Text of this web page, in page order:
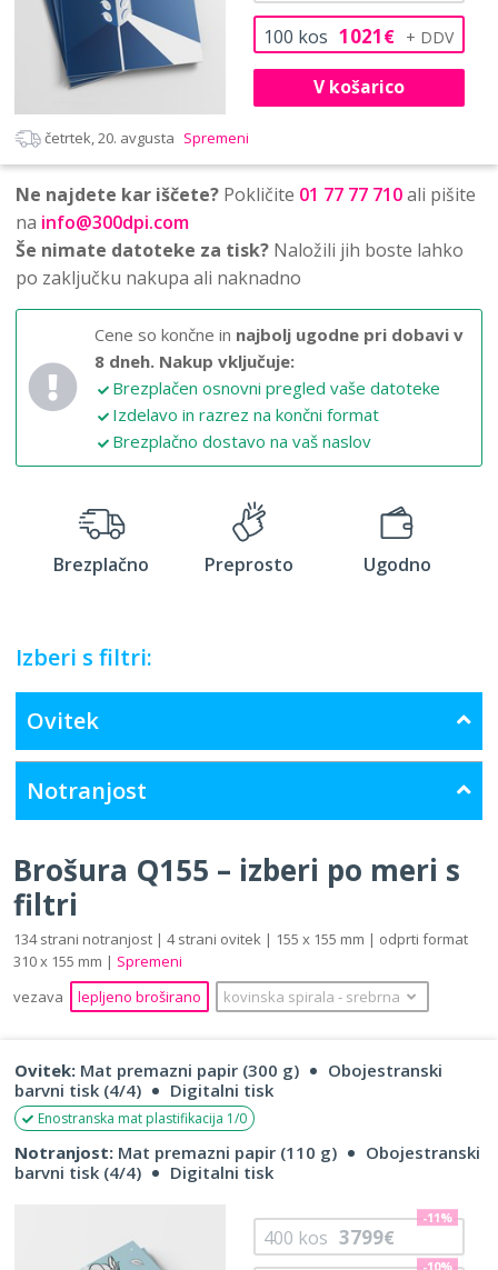
100 kos 1021€
V košarico
četrtek, 20. avgusta Spremeni
Ne najdete kar iščete? Pokličite 01 77 77 710ali pišite
na info@300dpi.com
Še nimate datoteke za tisk? Naložili jih boste lahko
po zaključku nakupa ali naknadno
Cene so končne in najbolj ugodne pri dobavi v
8 dneh. Nakup vključuje:
Brezplačen osnovni pregled vaše datoteke
Izdelavo in razrez na končni format
Brezplačno dostavo na vaš naslov
Brezplačno Preprosto Ugodno
Izberi s filtri:
Ovitek
Notranjost
Brošura Q155 – izberi po meri s
filtri
134 strani notranjost | 4 strani ovitek | 155 x 155 mm | odprti format
310 x 155 mm | Spremeni
vezava
lepljeno broširano kovinska spirala ‐ srebrna
Ovitek: Mat premazni papir (300 g)
Obojestranski
barvni tisk (4/4)
Digitalni tisk
Enostranska mat plastifikacija 1/0
Notranjost: Mat premazni papir (110 g)
Obojestranski
barvni tisk (4/4)
Digitalni tisk
400 kos 3799€
-11%